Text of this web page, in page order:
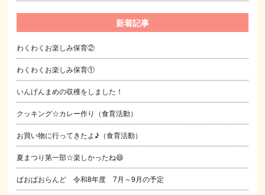
新着記事
わくわくお楽しみ保育②
わくわくお楽しみ保育①
いんげんまめの収穫をしました！
クッキング☆カレー作り（食育活動）
お買い物に行ってきたよ♪（食育活動）
夏まつり第一部☆楽しかったね😄
ぱおぱおらんど 令和8年度 7月～9月の予定